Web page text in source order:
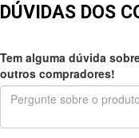
DÚVIDAS DOS
Tem alguma dúvida
outros compradores!